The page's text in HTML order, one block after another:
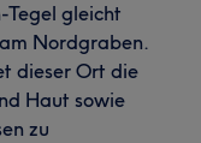
Tegel gleicht
Nordgraben.
dieser Ort die
Haut sowie
zu